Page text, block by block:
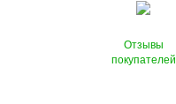
Отзывы
покупателей